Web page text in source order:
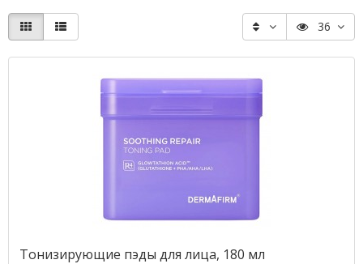
36
Тонизирующие пэды для лица, 180 мл